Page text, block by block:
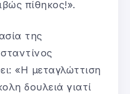
πίθηκος!».
της
«Η μεταγλώττιση
δουλειά γιατί